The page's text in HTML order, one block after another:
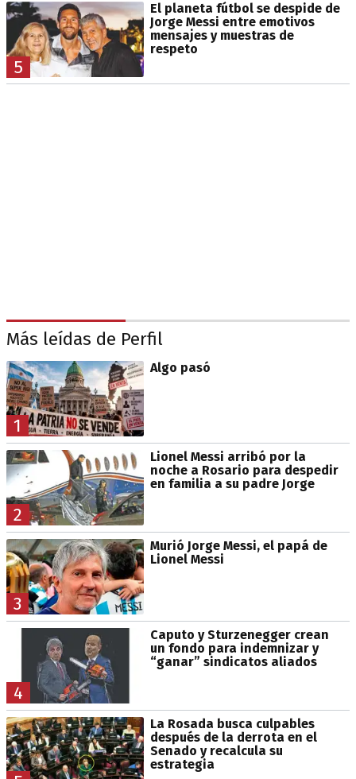
5
El planeta fútbol se despide de
Jorge Messi entre emotivos
mensajes y muestras de
respeto
Más leídas de Perfil
1
Algo pasó
2
Lionel Messi arribó por la
noche a Rosario para despedir
en familia a su padre Jorge
3
Murió Jorge Messi, el papá de
Lionel Messi
4
Caputo y Sturzenegger crean
un fondo para indemnizar y
“ganar” sindicatos aliados
La Rosada busca culpables
después de la derrota en el
Senado y recalcula su
estrategia